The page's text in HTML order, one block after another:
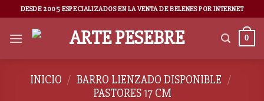
DESDE 2005 ESPECIALIZADOS EN LA VENTA DE BELENES POR INTERNET
0
INICIO / BARRO LIENZADO DISPONIBLE /
PASTORES 17 CM